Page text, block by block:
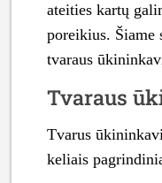
ateities kartų
poreikius. Šiame
tvaraus
Tvaraus
Tvarus
keliais